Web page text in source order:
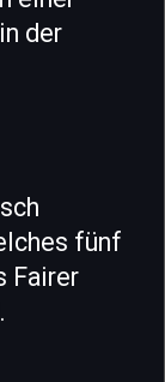
der
fünf
Fairer